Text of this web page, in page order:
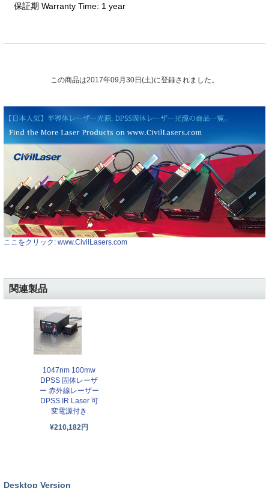
保証期 Warranty Time: 1 year
この商品は2017年09月30日(土)に登録されました。
ここをクリック: www.CivilLasers.com
関連製品
1047nm 100mw
DPSS 固体レーザ
ー 赤外線レーザー
DPSS IR Laser 可
変電源付き
¥210,182円
Desktop Version